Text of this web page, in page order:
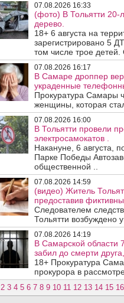
07.08.2026 16:33
(фото) В Тольятти 20-
дерево.
18+ 6 августа на
зарегистрировано 5
том числе трое
07.08.2026 16:17
В Самаре дроппер
украденные
Прокуратура Самары
женщины, которая
07.08.2026 16:00
В Тольятти провели
электросамокатов .
Накануне, 6 августа,
Парке Победы
общественной ..
07.08.2026 14:59
(видео) Житель
предоставив
Следователем
Тольятти возбуждено
07.08.2026 14:19
В Самарской области
забил до смерти
18+ Прокуратура
прокурора в
2 3 4 5 6 7 8 9 10 11 12 13 14 15 16